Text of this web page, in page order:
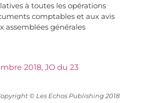
à toutes les opérations
comptables et aux avis
assemblées générales
2018, JO du 23
© Les Echos Publishing 2018